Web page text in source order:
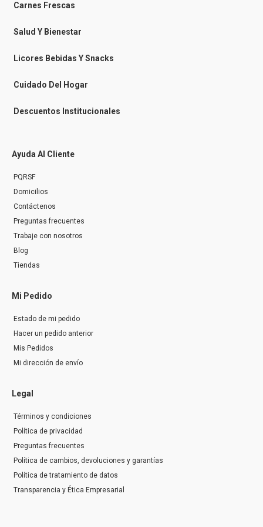
-
s
s
n
g
r
m
Carnes Frescas
Salud Y Bienestar
Licores Bebidas Y Snacks
Cuidado Del Hogar
Descuentos Institucionales
Ayuda Al Cliente
PQRSF
Domicilios
Contáctenos
Preguntas frecuentes
Trabaje con nosotros
Blog
Tiendas
Mi Pedido
Estado de mi pedido
Hacer un pedido anterior
Mis Pedidos
Mi dirección de envío
Legal
Términos y condiciones
Política de privacidad
Preguntas frecuentes
Política de cambios, devoluciones y garantías
Política de tratamiento de datos
Transparencia y Ética Empresarial